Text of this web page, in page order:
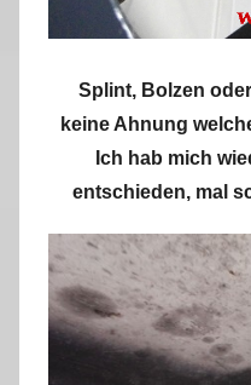
Splint, Bolzen
keine Ahnung
Ich hab mich
entschieden, mal